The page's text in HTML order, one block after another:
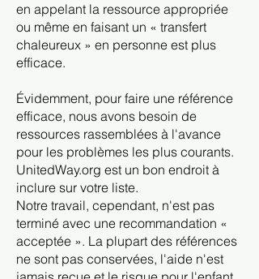
en appelant la ressource appropriée
ou même en faisant un « transfert
chaleureux » en personne est plus
efficace.
Évidemment, pour faire une référence
efficace, nous avons besoin de
ressources rassemblées à l'avance
pour les problèmes les plus courants.
UnitedWay.org est un bon endroit à
inclure sur votre liste.
Notre travail, cependant, n'est pas
terminé avec une recommandation «
acceptée ». La plupart des références
ne sont pas conservées, l'aide n'est